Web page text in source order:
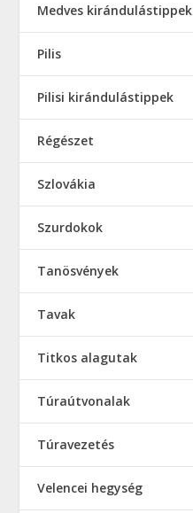
Medves kirándulástippek
Pilis
Pilisi kirándulástippek
Régészet
Szlovákia
Szurdokok
Tanösvények
Tavak
Titkos alagutak
Túraútvonalak
Túravezetés
Velencei hegység